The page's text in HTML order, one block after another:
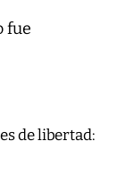
fue
de libertad: